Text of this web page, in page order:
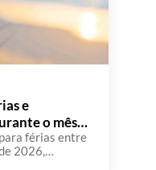
e
o mês
férias entre
2026,